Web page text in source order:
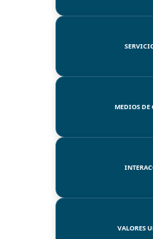
MEDIOS
VALORES